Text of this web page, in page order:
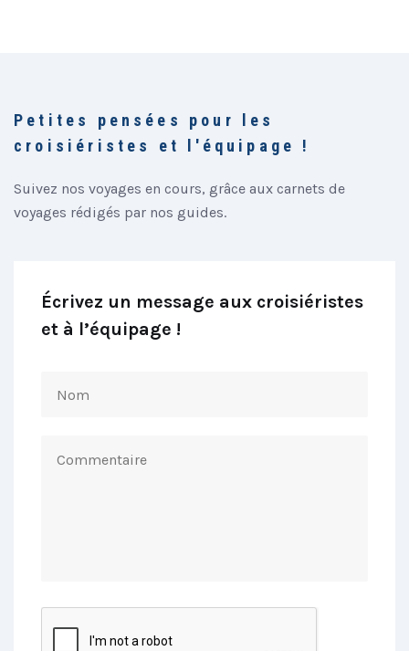
Petites pensées pour les
croisiéristes et l'équipage !
Suivez nos voyages en cours, grâce aux carnets de
voyages rédigés par nos guides.
Écrivez un message aux croisiéristes
et à l’équipage !